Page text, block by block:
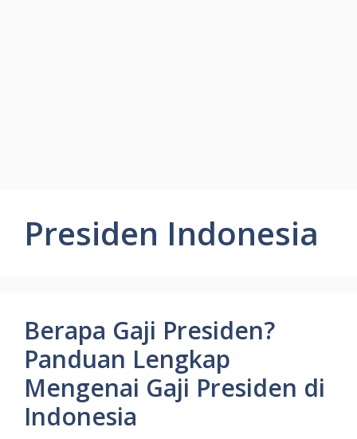
Presiden Indonesia
Berapa Gaji Presiden?
Panduan Lengkap
Mengenai Gaji Presiden di
Indonesia